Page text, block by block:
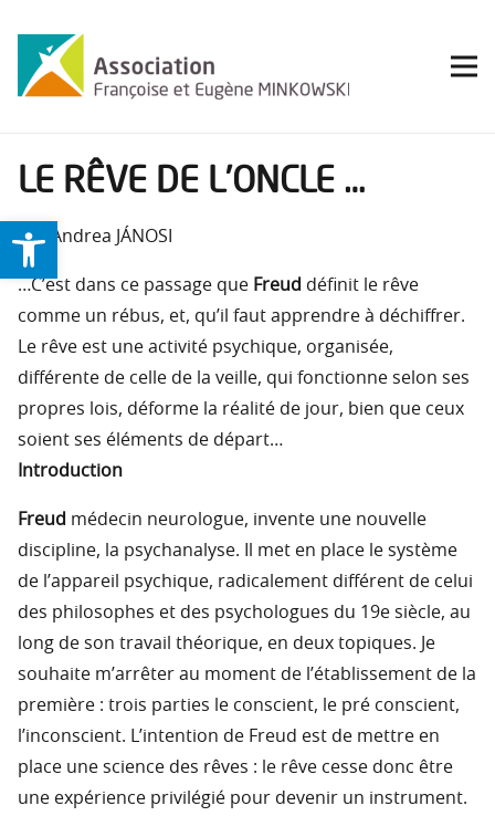
Ouvrir la barre d’outils
LE RÊVE DE L’ONCLE …
Par Andrea JÁNOSI
…C’est dans ce passage que Freud définit le rêve
comme un rébus, et, qu’il faut apprendre à déchiffrer.
Le rêve est une activité psychique, organisée,
différente de celle de la veille, qui fonctionne selon ses
propres lois, déforme la réalité de jour, bien que ceux
soient ses éléments de départ…
Introduction
Freud médecin neurologue, invente une nouvelle
discipline, la psychanalyse. Il met en place le système
de l’appareil psychique, radicalement différent de celui
des philosophes et des psychologues du 19e siècle, au
long de son travail théorique, en deux topiques. Je
souhaite m’arrêter au moment de l’établissement de la
première : trois parties le conscient, le pré conscient,
l’inconscient. L’intention de Freud est de mettre en
place une science des rêves : le rêve cesse donc être
une expérience privilégié pour devenir un instrument.